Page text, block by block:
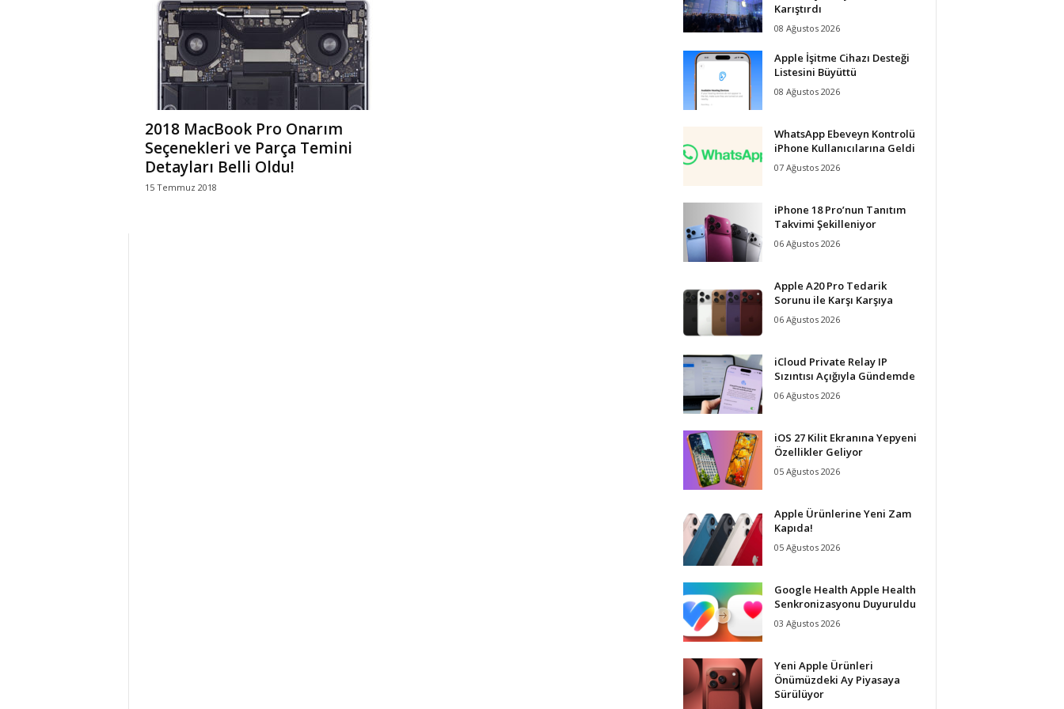
2018 MacBook Pro Onarım
Seçenekleri ve Parça Temini
Detayları Belli Oldu!
15 Temmuz 2018
Karıştırdı
08 Ağustos 2026
Apple İşitme Cihazı Desteği
Listesini Büyüttü
08 Ağustos 2026
WhatsApp Ebeveyn Kontrolü
iPhone Kullanıcılarına Geldi
07 Ağustos 2026
iPhone 18 Pro’nun Tanıtım
Takvimi Şekilleniyor
06 Ağustos 2026
Apple A20 Pro Tedarik
Sorunu ile Karşı Karşıya
06 Ağustos 2026
iCloud Private Relay IP
Sızıntısı Açığıyla Gündemde
06 Ağustos 2026
iOS 27 Kilit Ekranına Yepyeni
Özellikler Geliyor
05 Ağustos 2026
Apple Ürünlerine Yeni Zam
Kapıda!
05 Ağustos 2026
Google Health Apple Health
Senkronizasyonu Duyuruldu
03 Ağustos 2026
Yeni Apple Ürünleri
Önümüzdeki Ay Piyasaya
Sürülüyor